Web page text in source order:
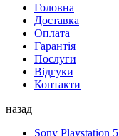
Головна
Доставка
Оплата
Гарантія
Послуги
Відгуки
Контакти
назад
Sony Playstation 5